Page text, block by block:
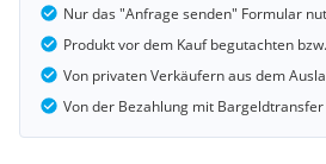
Nur das "Anfrage senden" Formular
Produkt vor dem Kauf begutachten
Von privaten Verkäufern aus dem
Von der Bezahlung mit